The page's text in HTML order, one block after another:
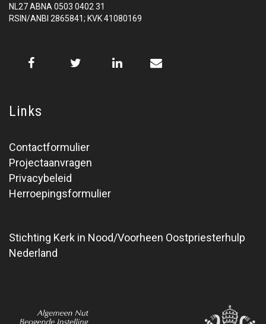
NL27 ABNA 0503 0402 31
RSIN/ANBI 2865841; KVK 41080169
Links
Contactformulier
Projectaanvragen
Privacybeleid
Herroepingsformulier
Stichting Kerk in Nood/Voorheen Oostpriesterhulp
Nederland